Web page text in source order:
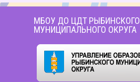
МБОУ ДО ЦДТ РЫБИНСКОГО
МУНИЦИПАЛЬНОГО ОКРУГА